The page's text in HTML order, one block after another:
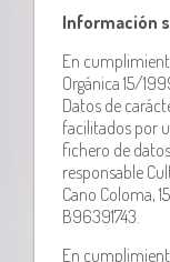
Información
En
Orgánica 15/
Datos de
facilitados por
fichero de
responsable
Cano Coloma,
B96391743.
En